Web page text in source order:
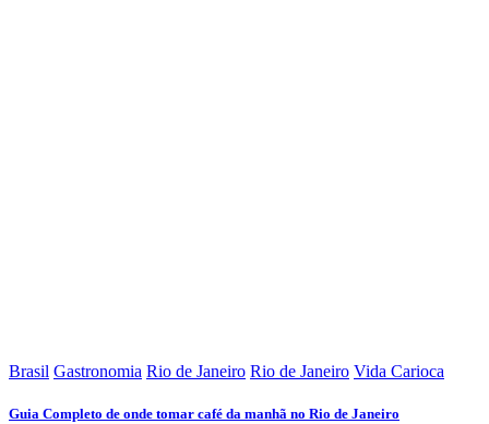
Brasil Gastronomia Rio de Janeiro Rio de Janeiro Vida Carioca
Guia Completo de onde tomar café da manhã no Rio de Janeiro